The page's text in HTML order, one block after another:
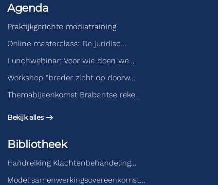
Agenda
Praktijkgerichte mediatraining
Online masterclass: De juridisc…
Lunchwebinar: Voor wie doen we…
Workshop “breder zicht op doorw…
Themabijeenkomst Brabantse reke…
Bekijk alles
Bibliotheek
Handreiking Klachtenbehandeling…
Model samenwerkingsovereenkomst…